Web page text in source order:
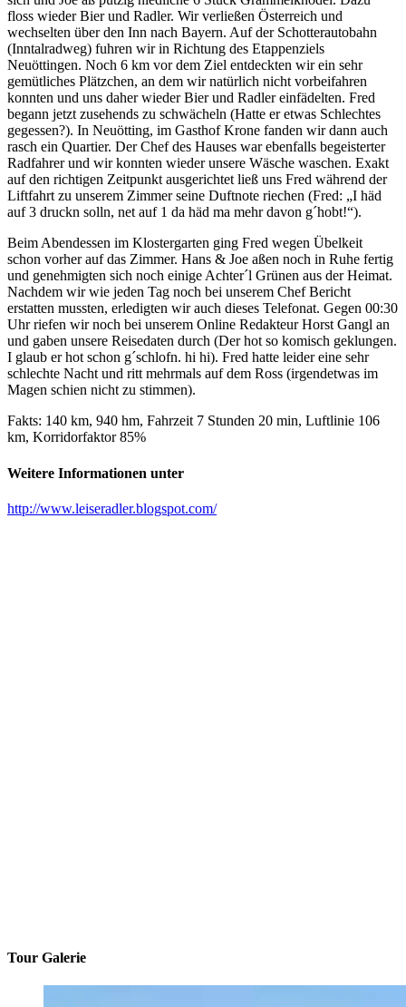
floss wieder Bier und Radler. Wir verließen Österreich und
wechselten über den Inn nach Bayern. Auf der Schotterautobahn
(Inntalradweg) fuhren wir in Richtung des Etappenziels
Neuöttingen. Noch 6 km vor dem Ziel entdeckten wir ein sehr
gemütliches Plätzchen, an dem wir natürlich nicht vorbeifahren
konnten und uns daher wieder Bier und Radler einfädelten. Fred
begann jetzt zusehends zu schwächeln (Hatte er etwas Schlechtes
gegessen?). In Neuötting, im Gasthof Krone fanden wir dann auch
rasch ein Quartier. Der Chef des Hauses war ebenfalls begeisterter
Radfahrer und wir konnten wieder unsere Wäsche waschen. Exakt
auf den richtigen Zeitpunkt ausgerichtet ließ uns Fred während der
Liftfahrt zu unserem Zimmer seine Duftnote riechen (Fred: „I häd
auf 3 druckn solln, net auf 1 da häd ma mehr davon g´hobt!“).
Beim Abendessen im Klostergarten ging Fred wegen Übelkeit
schon vorher auf das Zimmer. Hans & Joe aßen noch in Ruhe fertig
und genehmigten sich noch einige Achter´l Grünen aus der Heimat.
Nachdem wir wie jeden Tag noch bei unserem Chef Bericht
erstatten mussten, erledigten wir auch dieses Telefonat. Gegen 00:30
Uhr riefen wir noch bei unserem Online Redakteur Horst Gangl an
und gaben unsere Reisedaten durch (Der hot so komisch geklungen.
I glaub er hot schon g´schlofn. hi hi). Fred hatte leider eine sehr
schlechte Nacht und ritt mehrmals auf dem Ross (irgendetwas im
Magen schien nicht zu stimmen).
Fakts: 140 km, 940 hm, Fahrzeit 7 Stunden 20 min, Luftlinie 106
km, Korridorfaktor 85%
Weitere Informationen unter
http://www.leiseradler.blogspot.com/
Tour Galerie